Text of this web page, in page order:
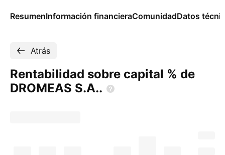
ResumenInformación financieraComunidadDatos
Atrás
Rentabilidad sobre capital % de
DROMEAS S.A..